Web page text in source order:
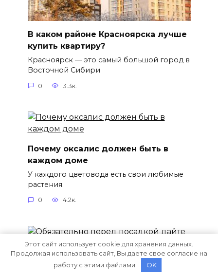
В каком районе Красноярска лучше
купить квартиру?
Красноярск — это самый большой город в
Восточной Сибири
0 3.3к.
Почему оксалис должен быть в
каждом доме
У каждого цветовода есть свои любимые
растения.
0 4.2к.
Обязательно перед посадкой дайте
Этот сайт использует cookie для хранения данных.
Продолжая использовать сайт, Вы даете свое согласие на
работу с этими файлами.
OK